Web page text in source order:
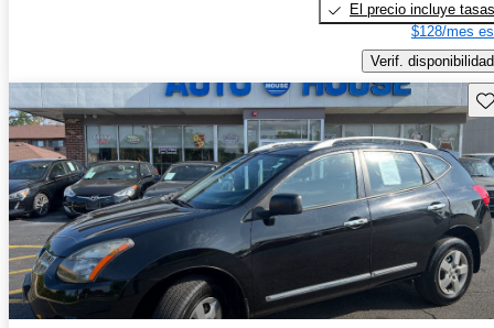
El precio incluye tasas
$128/mes
Verif. disponibilidad